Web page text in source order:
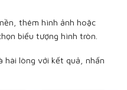
thêm hình ảnh hoặc
biểu tượng hình tròn.
hài lòng với kết quả, nhấn